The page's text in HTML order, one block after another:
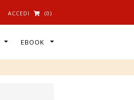
ACCEDI (0)
EBOOK